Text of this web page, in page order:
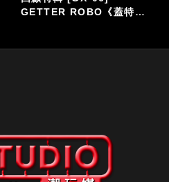
GETTER ROBO《蓋特機